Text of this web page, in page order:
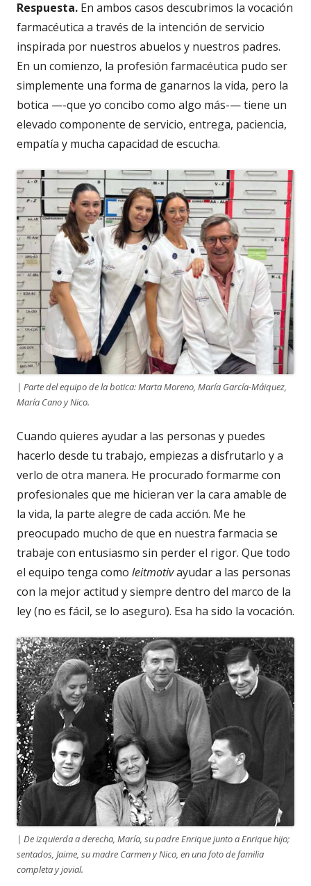
Respuesta. En ambos casos descubrimos la vocación
farmacéutica a través de la intención de servicio
inspirada por nuestros abuelos y nuestros padres.
En un comienzo, la profesión farmacéutica pudo ser
simplemente una forma de ganarnos la vida, pero la
botica —-que yo concibo como algo más-— tiene un
elevado componente de servicio, entrega, paciencia,
empatía y mucha capacidad de escucha.
| Parte del equipo de la botica: Marta Moreno, María García-Máiquez,
María Cano y Nico.
Cuando quieres ayudar a las personas y puedes
hacerlo desde tu trabajo, empiezas a disfrutarlo y a
verlo de otra manera. He procurado formarme con
profesionales que me hicieran ver la cara amable de
la vida, la parte alegre de cada acción. Me he
preocupado mucho de que en nuestra farmacia se
trabaje con entusiasmo sin perder el rigor. Que todo
el equipo tenga como leitmotivayudar a las personas
con la mejor actitud y siempre dentro del marco de la
ley (no es fácil, se lo aseguro). Esa ha sido la vocación.
| De izquierda a derecha, María, su padre Enrique junto a Enrique hijo;
sentados, Jaime, su madre Carmen y Nico, en una foto de familia
completa y jovial.